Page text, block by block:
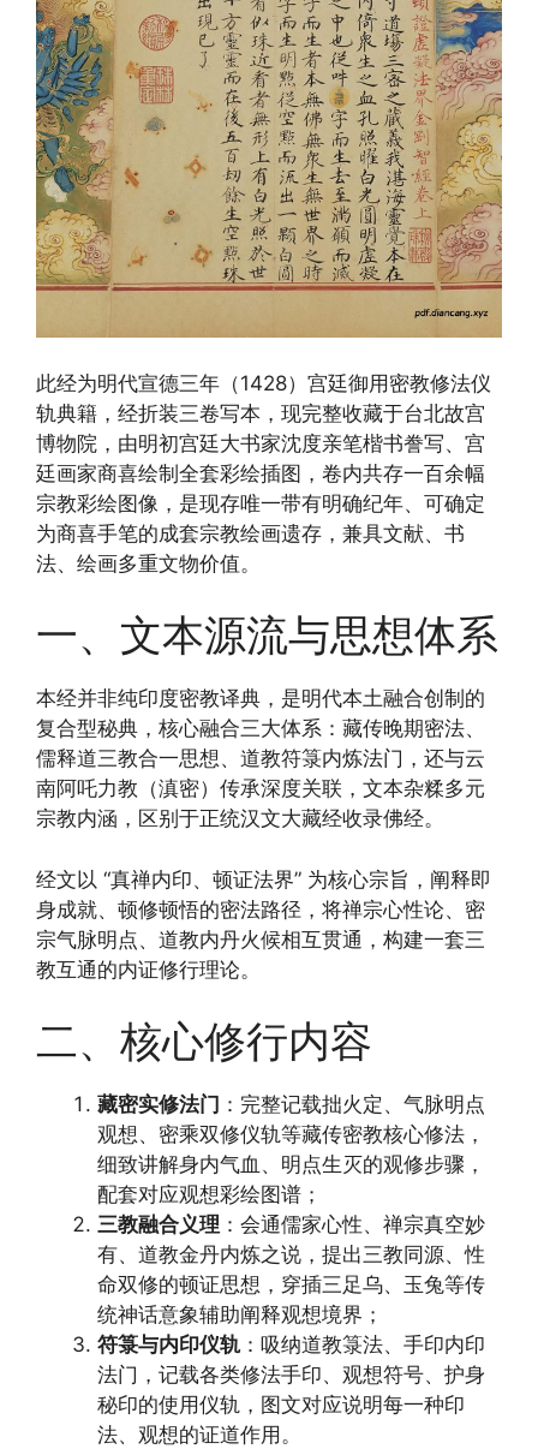
此经为明代宣德三年（1428）宫廷御用密教修法仪
轨典籍，经折装三卷写本，现完整收藏于台北故宫
博物院，由明初宫廷大书家沈度亲笔楷书誊写、宫
廷画家商喜绘制全套彩绘插图，卷内共存一百余幅
宗教彩绘图像，是现存唯一带有明确纪年、可确定
为商喜手笔的成套宗教绘画遗存，兼具文献、书
法、绘画多重文物价值。
一、文本源流与思想体系
本经并非纯印度密教译典，是明代本土融合创制的
复合型秘典，核心融合三大体系：藏传晚期密法、
儒释道三教合一思想、道教符箓内炼法门，还与云
南阿吒力教（滇密）传承深度关联，文本杂糅多元
宗教内涵，区别于正统汉文大藏经收录佛经。
经文以 “真禅内印、顿证法界” 为核心宗旨，阐释即
身成就、顿修顿悟的密法路径，将禅宗心性论、密
宗气脉明点、道教内丹火候相互贯通，构建一套三
教互通的内证修行理论。
二、核心修行内容
藏密实修法门 ：完整记载拙火定、气脉明点
观想、密乘双修仪轨等藏传密教核心修法，
细致讲解身内气血、明点生灭的观修步骤，
配套对应观想彩绘图谱；
三教融合义理 ：会通儒家心性、禅宗真空妙
有、道教金丹内炼之说，提出三教同源、性
命双修的顿证思想，穿插三足乌、玉兔等传
统神话意象辅助阐释观想境界；
符箓与内印仪轨：吸纳道教箓法、手印内印
法门，记载各类修法手印、观想符号、护身
秘印的使用仪轨，图文对应说明每一种印
法、观想的证道作用。